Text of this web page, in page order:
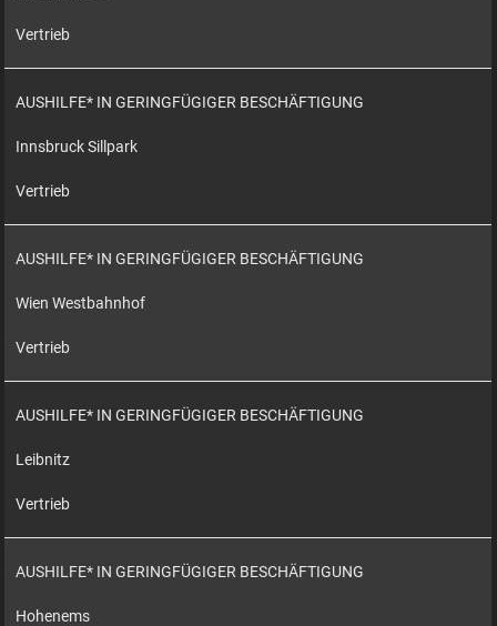
Vertrieb
AUSHILFE* IN GERINGFÜGIGER BESCHÄFTIGUNG
Innsbruck Sillpark
Vertrieb
AUSHILFE* IN GERINGFÜGIGER BESCHÄFTIGUNG
Wien Westbahnhof
Vertrieb
AUSHILFE* IN GERINGFÜGIGER BESCHÄFTIGUNG
Leibnitz
Vertrieb
AUSHILFE* IN GERINGFÜGIGER BESCHÄFTIGUNG
Hohenems